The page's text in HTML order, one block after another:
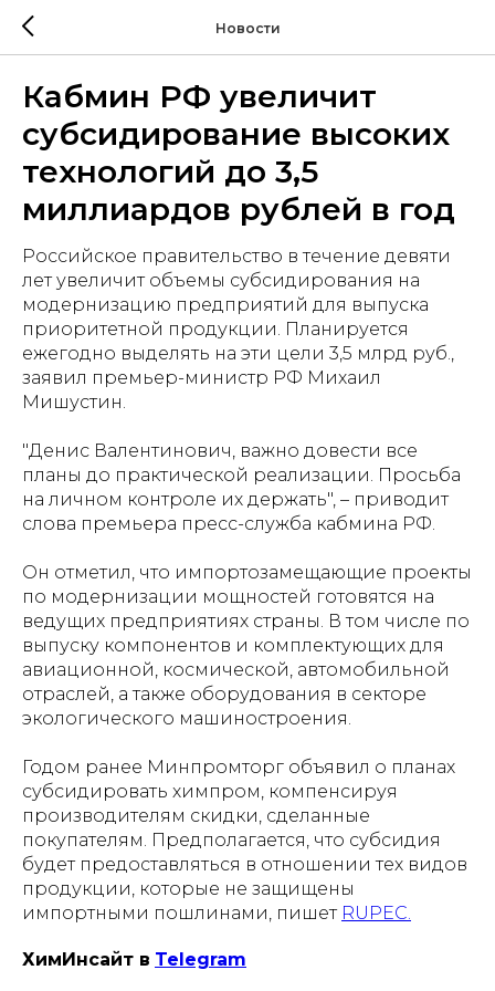
Новости
Кабмин РФ увеличит
субсидирование высоких
технологий до 3,5
миллиардов рублей в год
Российское правительство в течение девяти
лет увеличит объемы субсидирования на
модернизацию предприятий для выпуска
приоритетной продукции. Планируется
ежегодно выделять на эти цели 3,5 млрд руб.,
заявил премьер-министр РФ Михаил
Мишустин.
"Денис Валентинович, важно довести все
планы до практической реализации. Просьба
на личном контроле их держать", – приводит
слова премьера пресс-служба кабмина РФ.
Он отметил, что импортозамещающие проекты
по модернизации мощностей готовятся на
ведущих предприятиях страны. В том числе по
выпуску компонентов и комплектующих для
авиационной, космической, автомобильной
отраслей, а также оборудования в секторе
экологического машиностроения.
Годом ранее Минпромторг объявил о планах
субсидировать химпром, компенсируя
производителям скидки, сделанные
покупателям. Предполагается, что субсидия
будет предоставляться в отношении тех видов
продукции, которые не защищены
импортными пошлинами, пишет RUPEC.
ХимИнсайт в Telegram